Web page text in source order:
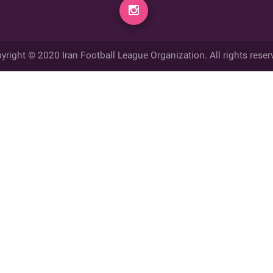
© 2020 Iran Football League Organization. All rights